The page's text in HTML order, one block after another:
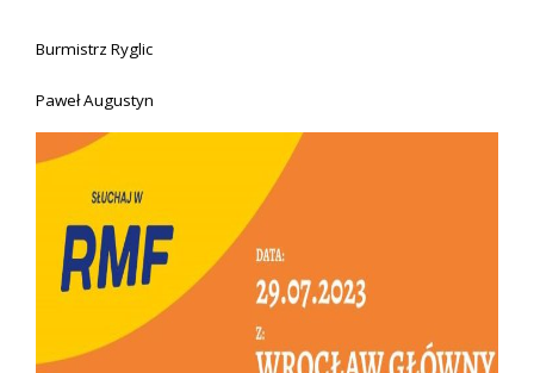
Burmistrz Ryglic
Paweł Augustyn